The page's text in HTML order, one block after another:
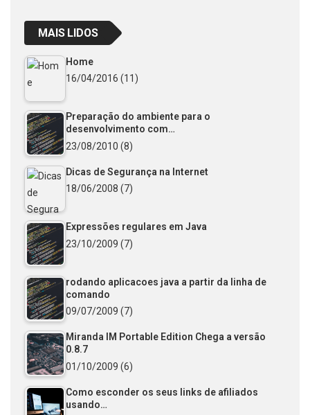
MAIS LIDOS
Home
16/04/2016 (11)
Preparação do ambiente para o
desenvolvimento com…
23/08/2010 (8)
Dicas de Segurança na Internet
18/06/2008 (7)
Expressões regulares em Java
23/10/2009 (7)
rodando aplicacoes java a partir da linha de
comando
09/07/2009 (7)
Miranda IM Portable Edition Chega a versão
0.8.7
01/10/2009 (6)
Como esconder os seus links de afiliados
usando…